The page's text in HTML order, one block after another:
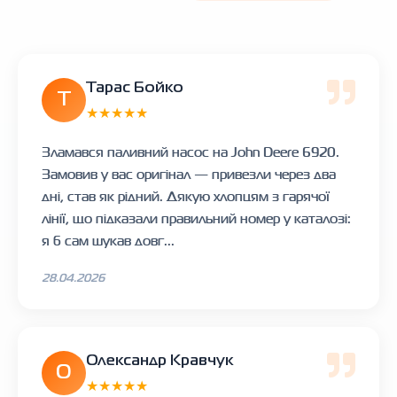
Тарас Бойко
★★★★★
Зламався паливний насос на John Deere 6920.
Замовив у вас оригінал — привезли через два
дні, став як рідний. Дякую хлопцям з гарячої
лінії, що підказали правильний номер у каталозі:
я б сам шукав довг...
28.04.2026
О
Олександр Кравчук
★★★★★